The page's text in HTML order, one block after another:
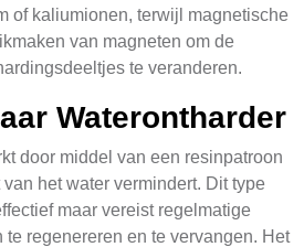
of kaliumionen, terwijl magnetische
van magneten om de
te veranderen.
Waterontharder
door middel van een resinpatroon
het water vermindert. Dit type
maar vereist regelmatige
regenereren en te vervangen. Het